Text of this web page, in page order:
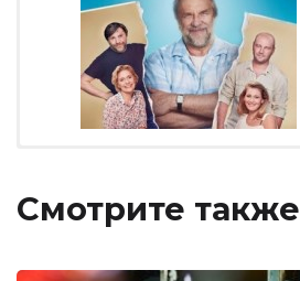
Смотрите также